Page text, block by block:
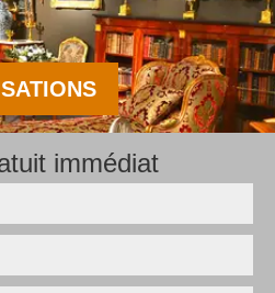
immédiat